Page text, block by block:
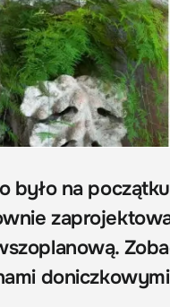
było na